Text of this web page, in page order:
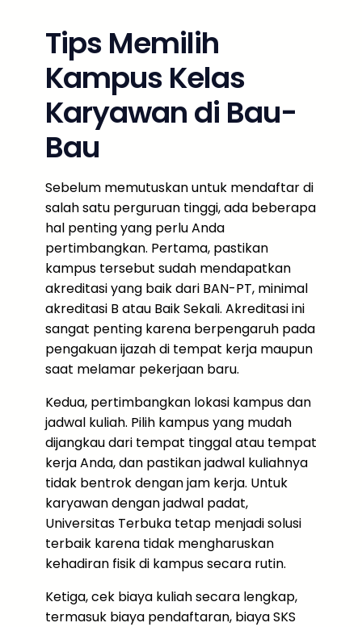
Tips Memilih
Kampus Kelas
Karyawan di Bau-
Bau
Sebelum memutuskan untuk mendaftar di
salah satu perguruan tinggi, ada beberapa
hal penting yang perlu Anda
pertimbangkan. Pertama, pastikan
kampus tersebut sudah mendapatkan
akreditasi yang baik dari BAN-PT, minimal
akreditasi B atau Baik Sekali. Akreditasi ini
sangat penting karena berpengaruh pada
pengakuan ijazah di tempat kerja maupun
saat melamar pekerjaan baru.
Kedua, pertimbangkan lokasi kampus dan
jadwal kuliah. Pilih kampus yang mudah
dijangkau dari tempat tinggal atau tempat
kerja Anda, dan pastikan jadwal kuliahnya
tidak bentrok dengan jam kerja. Untuk
karyawan dengan jadwal padat,
Universitas Terbuka tetap menjadi solusi
terbaik karena tidak mengharuskan
kehadiran fisik di kampus secara rutin.
Ketiga, cek biaya kuliah secara lengkap,
termasuk biaya pendaftaran, biaya SKS